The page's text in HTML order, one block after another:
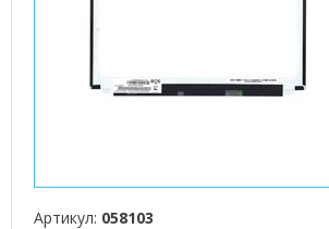
Артикул: 058103